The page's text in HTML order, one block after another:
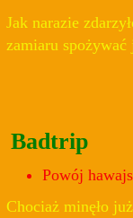
Jak narazie
zamiaru
Badtrip
Powój
Chociaż minęło